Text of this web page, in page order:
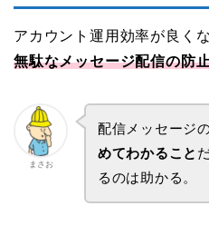
アカウント運用効率が良くな
無駄なメッセージ配信の防
まさお
配信メッセージ
めてわかること
るのは助かる。